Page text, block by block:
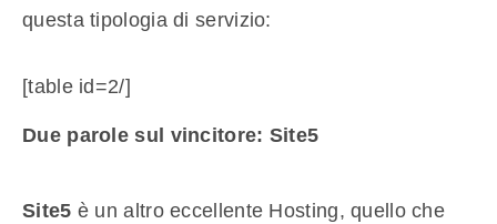
questa tipologia di servizio:
[table id=2/]
Due parole sul vincitore: Site5
Site5 è un altro eccellente Hosting, quello che